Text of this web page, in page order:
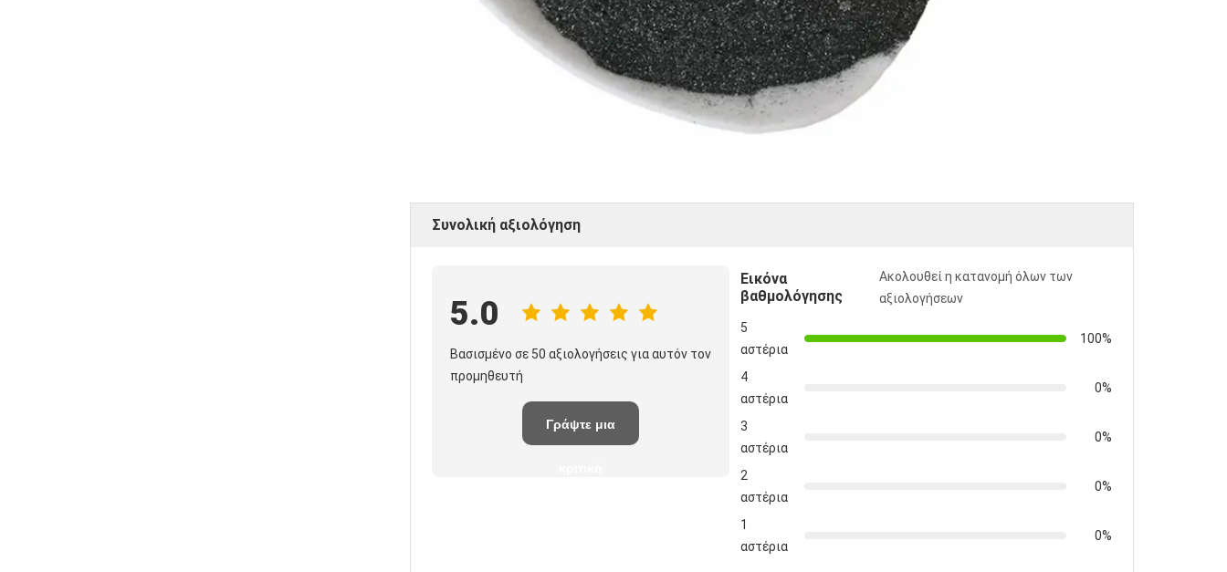
Συνολική αξιολόγηση
5.0
Βασισμένο σε 50 αξιολογήσεις για αυτόν τον
προμηθευτή
Γράψτε μια
Εικόνα
βαθμολόγησης
Ακολουθεί η κατανομή όλων των
αξιολογήσεων
5
αστέρια
100%
4
αστέρια
0%
3
αστέρια
0%
2
αστέρια
0%
1
αστέρια
0%